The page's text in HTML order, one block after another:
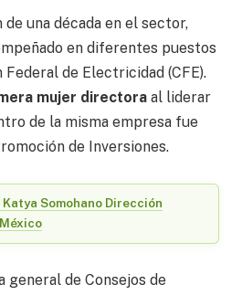
una década en el sector,
en diferentes puestos
de Electricidad (CFE).
mujer directora al liderar
de la misma empresa fue
de Inversiones.
Katya Somohano Dirección
general de Consejos de